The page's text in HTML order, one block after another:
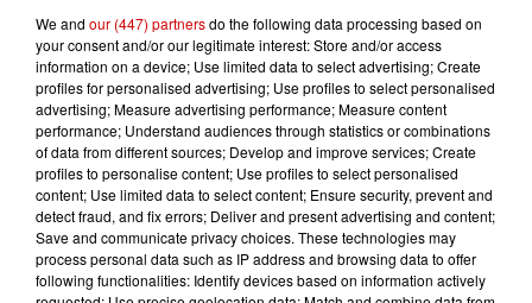
Le Duel - Gagnez vos entrées
pour l'un des zoos de nos
régions !
Destination Vacances - Gagnez
votre séjour en famille au cœur
We and our (447) partnersdo the following data processing based on
your consent and/or our legitimate interest: Store and/or access
information on a device; Use limited data to select advertising; Create
profiles for personalised advertising; Use profiles to select personalised
advertising; Measure advertising performance; Measure content
performance; Understand audiences through statistics or combinations
of data from different sources; Develop and improve services; Create
profiles to personalise content; Use profiles to select personalised
content; Use limited data to select content; Ensure security, prevent and
detect fraud, and fix errors; Deliver and present advertising and content;
Save and communicate privacy choices. These technologies may
process personal data such as IP address and browsing data to offer
following functionalities: Identify devices based on information actively